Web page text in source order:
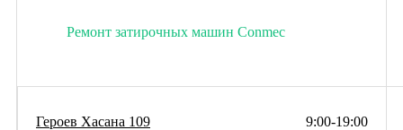
Ремонт затирочных машин Conmec
9:00-19:00
Героев Хасана 109